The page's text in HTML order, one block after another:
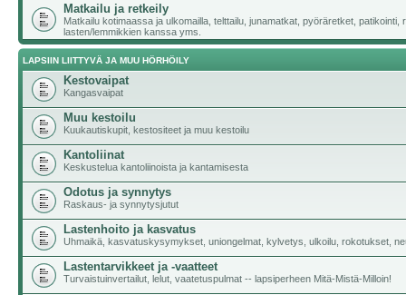
Matkailu ja retkeily
Matkailu kotimaassa ja ulkomailla, telttailu, junamatkat, pyöräretket, patikointi,
lasten/lemmikkien kanssa yms.
LAPSIIN LIITTYVÄ JA MUU HÖRHÖILY
Kestovaipat
Kangasvaipat
Muu kestoilu
Kuukautiskupit, kestositeet ja muu kestoilu
Kantoliinat
Keskustelua kantoliinoista ja kantamisesta
Odotus ja synnytys
Raskaus- ja synnytysjutut
Lastenhoito ja kasvatus
Uhmaikä, kasvatuskysymykset, uniongelmat, kylvetys, ulkoilu, rokotukset,
Lastentarvikkeet ja -vaatteet
Turvaistuinvertailut, lelut, vaatetuspulmat -- lapsiperheen Mitä-Mistä-Milloin!